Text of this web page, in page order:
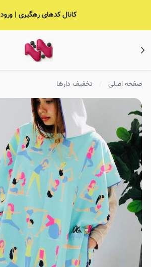
کانال کدهای رهگیری | ورود
صفحه اصلی تخفیف دارها